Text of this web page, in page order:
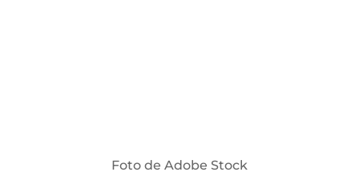
Foto de Adobe Stock